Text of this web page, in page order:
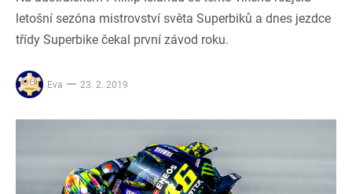
letošní sezóna mistrovství světa Superbiků a dnes jezdce
třídy Superbike čekal první závod roku.
Eva 23. 2. 2019